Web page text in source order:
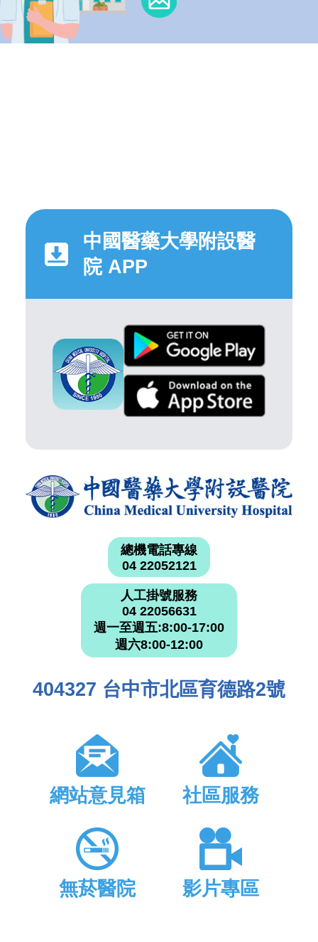
中國醫藥大學附設醫
院 APP
總機電話專線
04 22052121
人工掛號服務
04 22056631
週一至週五:8:00-17:00
週六8:00-12:00
404327 台中市北區育德路2號
網站意見箱 社區服務
無菸醫院 影片專區